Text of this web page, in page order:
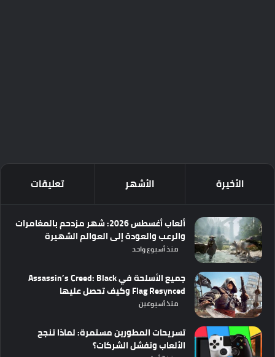
الأخيرة الأشهر تعليقات
ألعاب أغسطس 2026: شهر مزدحم بالمغامرات
والرعب والعودة إلى العوالم الشهيرة
منذ أسبوع واحد
جميع الأسلحة في Assassin’s Creed: Black
Flag Resynced وكيف تحصل عليها
منذ أسبوعين
تسريحات المطورين مستمرة: لماذا تنجح
الألعاب وتفشل الشركات؟